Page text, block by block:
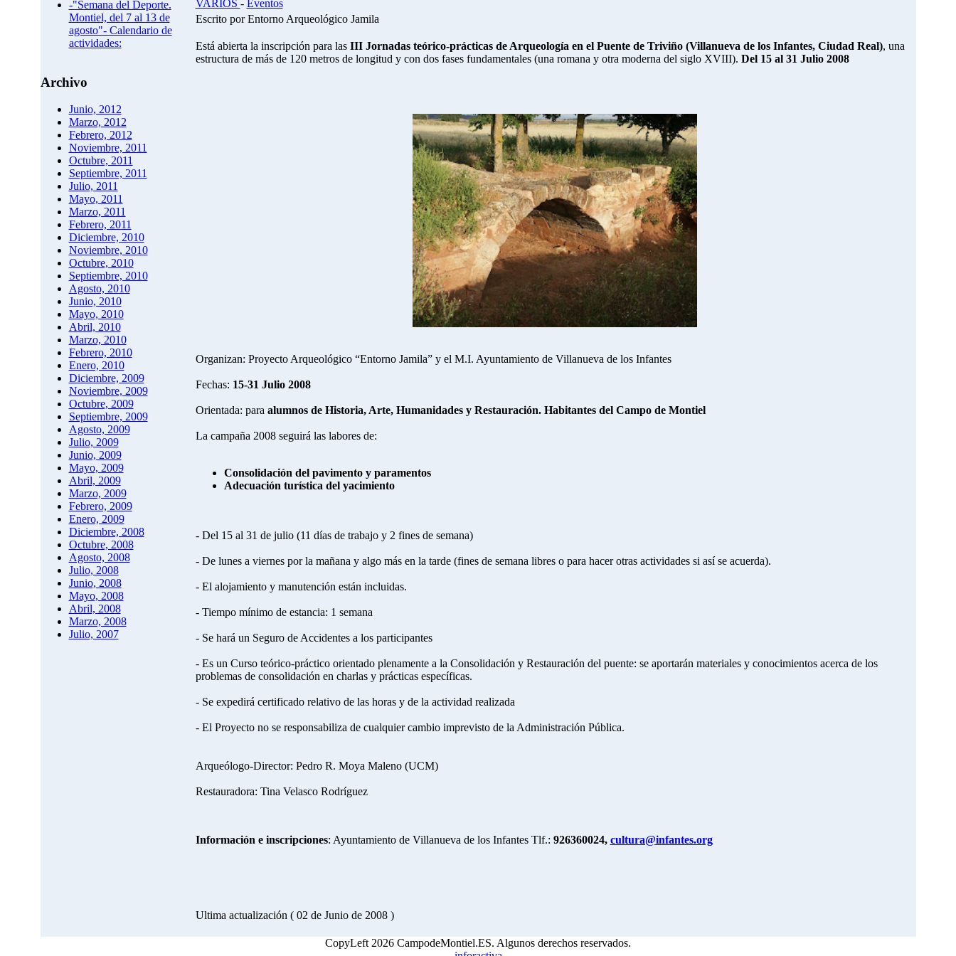
-"Semana del Deporte.
Montiel, del 7 al 13 de
agosto"- Calendario de
actividades:
Archivo
Junio, 2012
Marzo, 2012
Febrero, 2012
Noviembre, 2011
Octubre, 2011
Septiembre, 2011
Julio, 2011
Mayo, 2011
Marzo, 2011
Febrero, 2011
Diciembre, 2010
Noviembre, 2010
Octubre, 2010
Septiembre, 2010
Agosto, 2010
Junio, 2010
Mayo, 2010
Abril, 2010
Marzo, 2010
Febrero, 2010
Enero, 2010
Diciembre, 2009
Noviembre, 2009
Octubre, 2009
Septiembre, 2009
Agosto, 2009
Julio, 2009
Junio, 2009
Mayo, 2009
Abril, 2009
Marzo, 2009
Febrero, 2009
Enero, 2009
Diciembre, 2008
Octubre, 2008
Agosto, 2008
Julio, 2008
Junio, 2008
Mayo, 2008
Abril, 2008
Marzo, 2008
Julio, 2007
VARIOS - Eventos
Escrito por Entorno Arqueológico Jamila
Está abierta la inscripción para las III Jornadas teórico-prácticas de Arqueología en el Puente de Triviño (Villanueva de los Infantes, Ciudad Real), una
estructura de más de 120 metros de longitud y con dos fases fundamentales (una romana y otra moderna del siglo XVIII). Del 15 al 31 Julio 2008
Organizan: Proyecto Arqueológico “Entorno Jamila” y el M.I. Ayuntamiento de Villanueva de los Infantes
Fechas: 15-31 Julio 2008
Orientada: para alumnos de Historia, Arte, Humanidades y Restauración. Habitantes del Campo de Montiel
La campaña 2008 seguirá las labores de:
Consolidación del pavimento y paramentos
Adecuación turística del yacimiento
- Del 15 al 31 de julio (11 días de trabajo y 2 fines de semana)
- De lunes a viernes por la mañana y algo más en la tarde (fines de semana libres o para hacer otras actividades si así se acuerda).
- El alojamiento y manutención están incluidas.
- Tiempo mínimo de estancia: 1 semana
- Se hará un Seguro de Accidentes a los participantes
- Es un Curso teórico-práctico orientado plenamente a la Consolidación y Restauración del puente: se aportarán materiales y conocimientos acerca de los
problemas de consolidación en charlas y prácticas específicas.
- Se expedirá certificado relativo de las horas y de la actividad realizada
- El Proyecto no se responsabiliza de cualquier cambio imprevisto de la Administración Pública.
Arqueólogo-Director: Pedro R. Moya Maleno (UCM)
Restauradora: Tina Velasco Rodríguez
Información e inscripciones: Ayuntamiento de Villanueva de los Infantes Tlf.: 926360024, cultura@infantes.org
Ultima actualización ( 02 de Junio de 2008 )
CopyLeft 2026 CampodeMontiel.ES. Algunos derechos reservados.